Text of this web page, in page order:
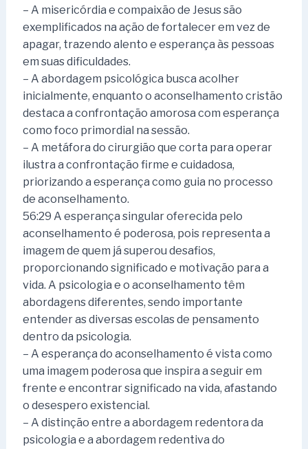
– A misericórdia e compaixão de Jesus são
exemplificados na ação de fortalecer em vez de
apagar, trazendo alento e esperança às pessoas
em suas dificuldades.
– A abordagem psicológica busca acolher
inicialmente, enquanto o aconselhamento cristão
destaca a confrontação amorosa com esperança
como foco primordial na sessão.
– A metáfora do cirurgião que corta para operar
ilustra a confrontação firme e cuidadosa,
priorizando a esperança como guia no processo
de aconselhamento.
56:29 A esperança singular oferecida pelo
aconselhamento é poderosa, pois representa a
imagem de quem já superou desafios,
proporcionando significado e motivação para a
vida. A psicologia e o aconselhamento têm
abordagens diferentes, sendo importante
entender as diversas escolas de pensamento
dentro da psicologia.
– A esperança do aconselhamento é vista como
uma imagem poderosa que inspira a seguir em
frente e encontrar significado na vida, afastando
o desespero existencial.
– A distinção entre a abordagem redentora da
psicologia e a abordagem redentiva do